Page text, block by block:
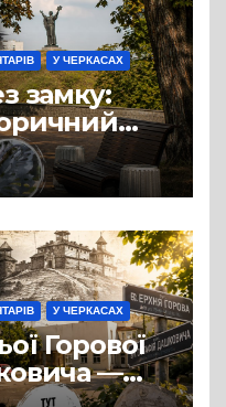
У ЧЕРКАСАХ
замку:
У ЧЕРКАСАХ
Горової
—
Черкас.